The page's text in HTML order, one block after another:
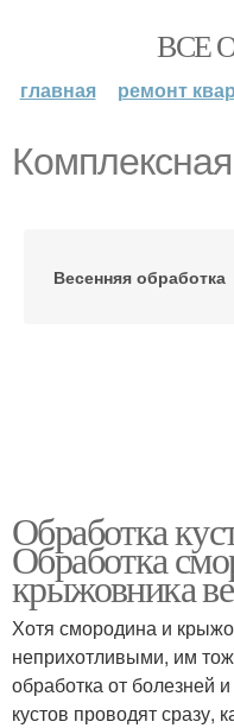
ВСЕ
главная ремонт
Весенняя обработка
Обработка
Обработка
крыжовника
Хотя смородина и
неприхотливыми, им
обработка от болезней
кустов проводят сразу,